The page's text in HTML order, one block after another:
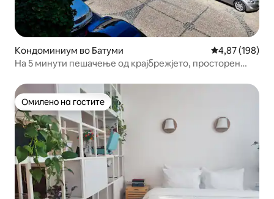
Кондоминиум во Батуми Просечна
4,87 (198)
На 5 минути пешачење од крајбрежјето, просторен
Омилено на гостите
Омилено на гостите